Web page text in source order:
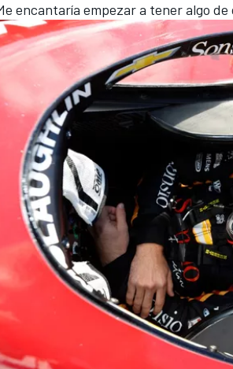
encantaría empezar a tener algo